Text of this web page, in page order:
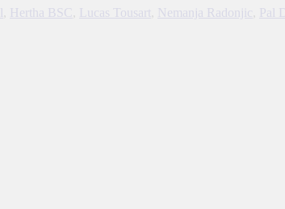
Hertha BSC Lucas Tousart Nemanja Radonjic Pal